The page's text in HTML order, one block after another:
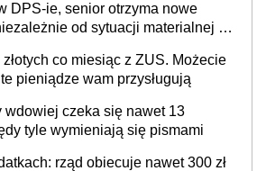
DPS-ie, senior otrzyma nowe
od sytuacji materialnej –
co miesiąc z ZUS. Możecie
pieniądze wam przysługują
wdowiej czeka się nawet 13
tyle wymieniają się pismami
rząd obiecuje nawet 300 zł